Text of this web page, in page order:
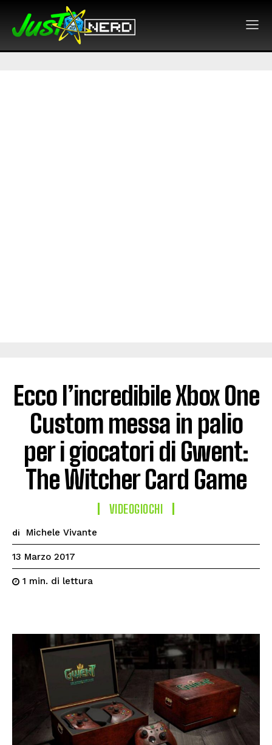
Ecco l’incredibile Xbox One
Custom messa in palio
per i giocatori di Gwent:
The Witcher Card Game
VIDEOGIOCHI
di Michele Vivante
13 Marzo 2017
1 min. di lettura